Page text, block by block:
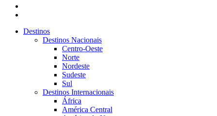
Destinos
Destinos Nacionais
Centro-Oeste
Norte
Nordeste
Sudeste
Sul
Destinos Internacionais
África
América Central